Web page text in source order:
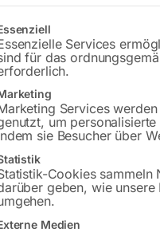
eine Liste der Service-
Services
für das
Services
um
sie Besucher über
Cookies sammeln
geben, wie unsere
Medien